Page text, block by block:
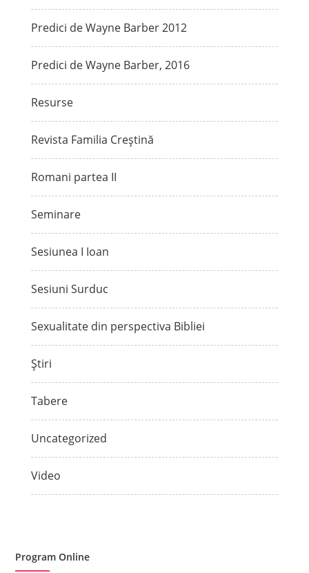
Predici de Wayne Barber 2012
Predici de Wayne Barber, 2016
Resurse
Revista Familia Creștină
Romani partea II
Seminare
Sesiunea I Ioan
Sesiuni Surduc
Sexualitate din perspectiva Bibliei
Știri
Tabere
Uncategorized
Video
Program Online